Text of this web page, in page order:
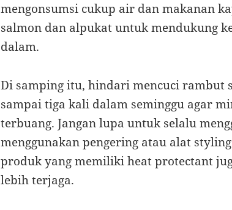
mengonsumsi cukup air dan makanan
salmon dan alpukat untuk mendukung
dalam.
Di samping itu, hindari mencuci rambut
sampai tiga kali dalam seminggu agar
terbuang. Jangan lupa untuk selalu
menggunakan pengering atau alat
produk yang memiliki heat protectant
lebih terjaga.